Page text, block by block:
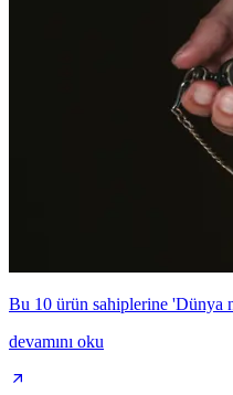
Bu 10 ürün sahiplerine 'Dünya
devamını oku